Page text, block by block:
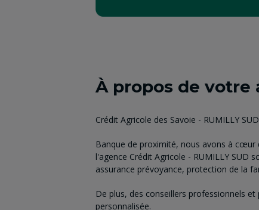
À propos de votre
Crédit Agricole des Savoie - RUMILLY
Banque de proximité, nous avons à
l'agence Crédit Agricole - RUMILLY
assurance prévoyance, protection de la
De plus, des conseillers professionnels
personnalisée.